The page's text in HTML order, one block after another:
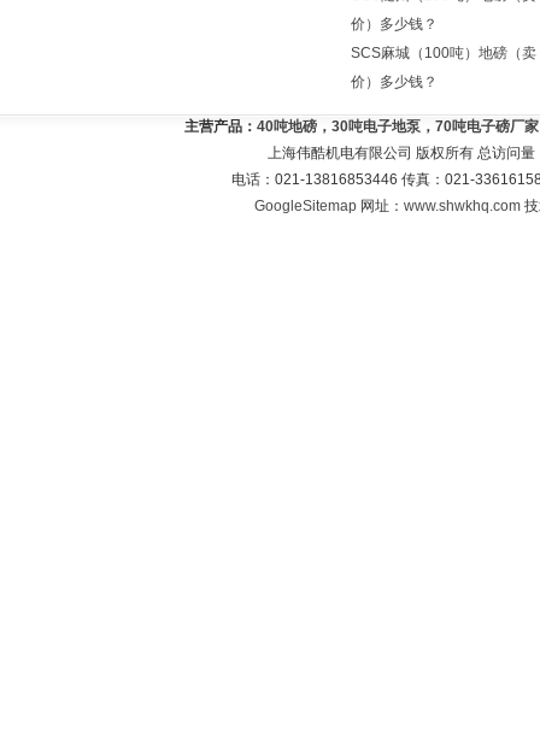
价）多少钱？
SCS麻城（100吨）地磅（卖
价）多少钱？
主营产品： 40吨地磅，30吨电子地泵，70吨电子磅厂
上海伟酷机电有限公司 版权所有 总访问量
电话：021-13816853446 传真：021-
GoogleSitemap 网址：www.shwkhq.com